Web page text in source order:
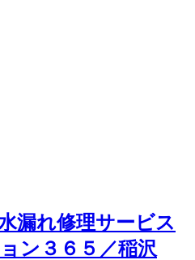
漏れ修理サービス
ン３６５／稲沢